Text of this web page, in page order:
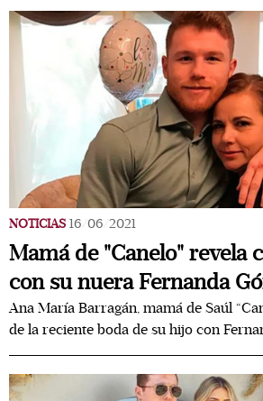
NOTICIAS 16/06/2021
Mamá de "Canelo" revela
con su nuera Fernanda
Ana María Barragán, mamá de Saúl
de la reciente boda de su hijo con